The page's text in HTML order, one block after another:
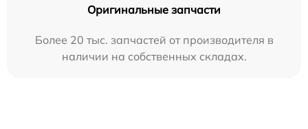
Оригинальные запчасти
Более 20 тыс. запчастей от производителя в
наличии на собственных складах.